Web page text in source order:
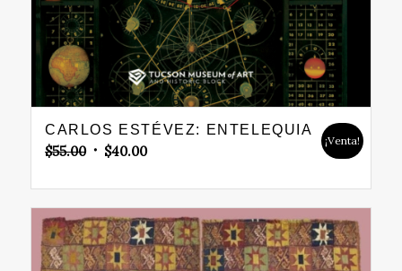
CARLOS ESTÉVEZ: ENTELEQUIA
$55.00 Original
was:
$55.00.
$40.00Current
is:
$40.00.
¡Venta!